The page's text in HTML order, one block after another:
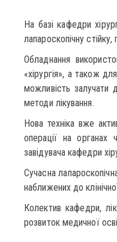
На базі кафедри
лапароскопічну
Обладнання
«хірургія», а також
можливість залучати
методи лікування.
Нова техніка вже
операції на органах
завідувача кафедри
Сучасна
наближених до
Колектив кафедри,
розвиток медичної